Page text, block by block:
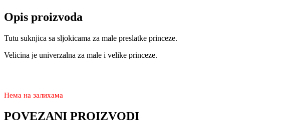
Opis proizvoda
Tutu suknjica sa sljokicama za male preslatke princeze.
Velicina je univerzalna za male i velike princeze.
Нема на залихама
POVEZANI PROIZVODI